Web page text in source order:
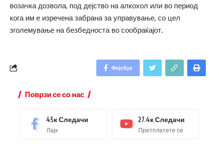
возачка дозвола, под дејство на алкохол или во период
кога им е изречена забрана за управување, со цел
зголемување на безбедноста во сообраќајот.
Фејсбук
Поврзи се со нас
45кСледачи
Лајк
27.4кСледачи
Претплатете се